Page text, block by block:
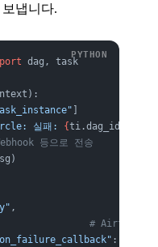
냅니다.
dag, task
]
실패: {ti.dag_id
등으로 전송
,
# Airflow 3
: